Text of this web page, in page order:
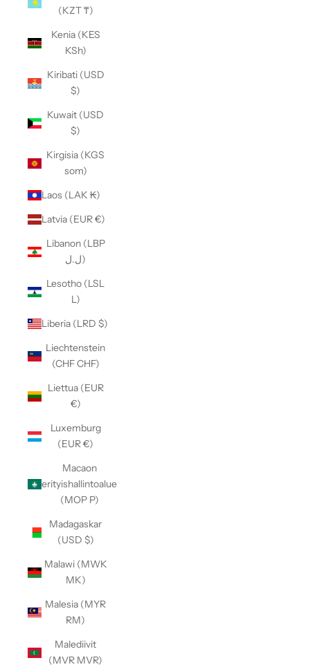
(KZT ₸)
Kenia (KES
KSh)
Kiribati (USD
$)
Kuwait (USD
$)
Kirgisia (KGS
som)
Laos (LAK ₭)
Latvia (EUR €)
Libanon (LBP
ل.ل)
Lesotho (LSL
L)
Liberia (LRD $)
Liechtenstein
(CHF CHF)
Liettua (EUR
€)
Luxemburg
(EUR €)
Macaon
erityishallintoalue
(MOP P)
Madagaskar
(USD $)
Malawi (MWK
MK)
Malesia (MYR
RM)
Malediivit
(MVR MVR)